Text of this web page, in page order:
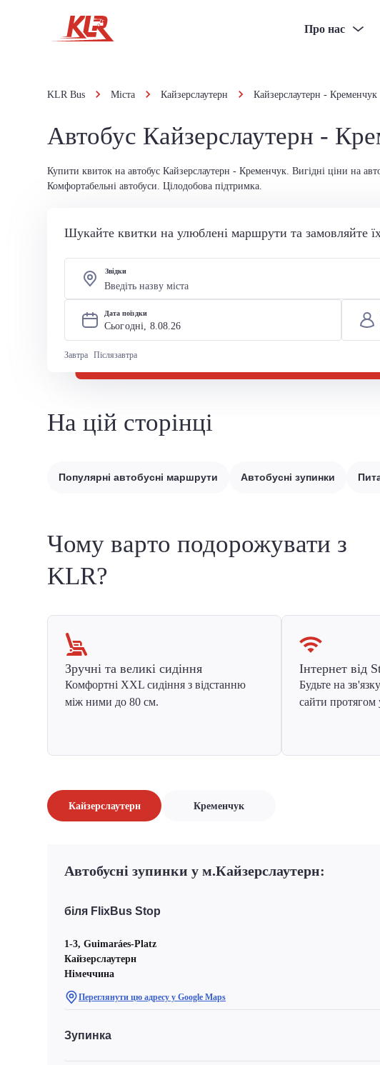
Про нас
KLR Bus Міста Кайзерслаутерн Кайзерслаутерн - Кременчук
Автобус Кайзерслаутерн -
Купити квиток на автобус Кайзерслаутерн - Кременчук. Вигідні ціни на
Комфортабельні автобуси. Цілодобова підтримка.
Шукайте квитки на улюблені маршрути та замовляйте
Звідки
Дата поїздки
Сьогодні, 8.08.26
Завтра Післязавтра
На цій сторінці
Популярні автобусні маршрути Автобусні зупинки
Чому варто подорожувати з
KLR?
Зручні та великі сидіння
Комфортні XXL сидіння з відстанню
між ними до 80 см.
Інтернет від
Будьте на
сайти протягом
Кайзерслаутерн Кременчук
Автобусні зупинки у м.Кайзерслаутерн:
біля FlixBus Stop
1-3, Guimaráes-Platz
Кайзерслаутерн
Німеччина
Переглянути цю адресу у Google Maps
Зупинка